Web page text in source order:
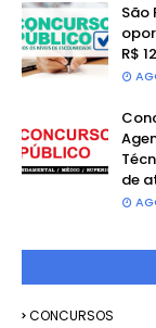
São
R$
de
CONCURSOS